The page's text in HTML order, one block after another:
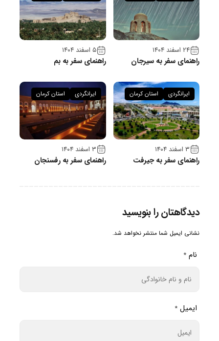
۲۴ اسفند ۱۴۰۴
راهنمای سفر به سیرجان
۵ اسفند ۱۴۰۴
راهنمای سفر به بم
۳ اسفند ۱۴۰۴
راهنمای سفر به جیرفت
ایرانگردی استان کرمان
۳ اسفند ۱۴۰۴
راهنمای سفر به رفسنجان
ایرانگردی استان کرمان
دیدگاهتان را بنویسید
نشانی ایمیل شما منتشر نخواهد شد.
نام *
ایمیل *